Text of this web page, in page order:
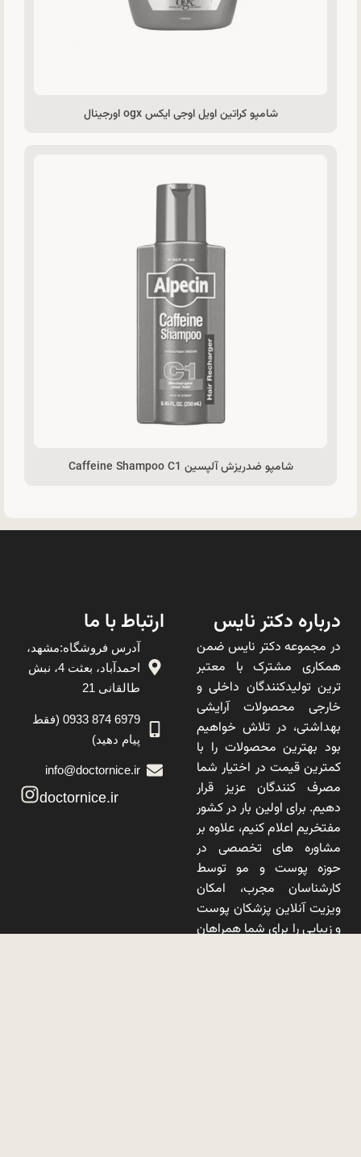
شامپو کراتین اویل اوجی ایکس ogx اورجینال
شامپو ضدريزش آلپسین Caffeine Shampoo C1
درباره دکتر نایس
در مجموعه دکتر نایس ضمن
همکاری مشترک با معتبر
ترین تولیدکنندگان داخلی و
خارجی محصولات آرایشی
بهداشتی، در تلاش خواهیم
بود بهترین محصولات را با
کمترین قیمت در اختیار شما
مصرف کنندگان عزیز قرار
دهیم. برای اولین بار در کشور
مفتخریم اعلام کنیم، علاوه بر
مشاوره های تخصصی در
حوزه پوست و مو توسط
کارشناسان مجرب، امکان
ویزیت آنلاین پزشکان پوست
و زیبایی را برای شما همراهان
ارتباط با ما
آدرس فروشگاه:مشهد،
احمدآباد، بعثت 4، نبش
طالقانی 21
6979 874 0933 (فقط
پیام دهید)
info@doctornice.ir
doctornice.ir